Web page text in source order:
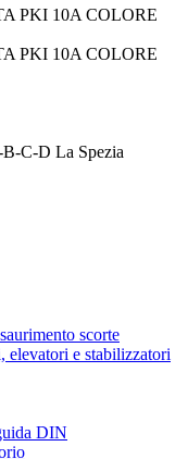
C-D La Spezia
scorte
elevatori e stabilizzatori
DIN